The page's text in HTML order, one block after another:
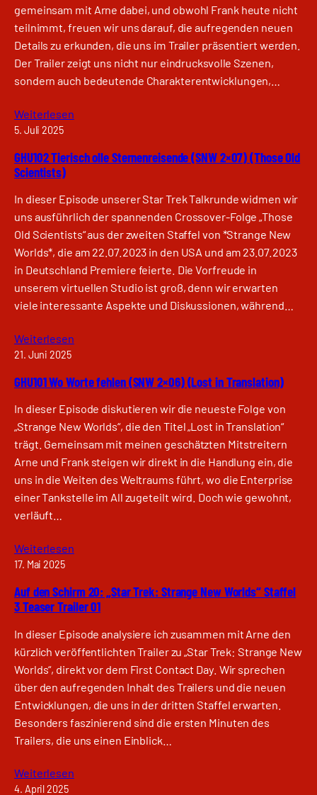
gemeinsam mit Arne dabei, und obwohl Frank heute nicht
teilnimmt, freuen wir uns darauf, die aufregenden neuen
Details zu erkunden, die uns im Trailer präsentiert werden.
Der Trailer zeigt uns nicht nur eindrucksvolle Szenen,
sondern auch bedeutende Charakterentwicklungen,…
Weiterlesen
5. Juli 2025
GHU102 Tierisch olle Sternenreisende (SNW 2×07) (Those Old
Scientists)
In dieser Episode unserer Star Trek Talkrunde widmen wir
uns ausführlich der spannenden Crossover-Folge „Those
Old Scientists“ aus der zweiten Staffel von *Strange New
Worlds*, die am 22.07.2023 in den USA und am 23.07.2023
in Deutschland Premiere feierte. Die Vorfreude in
unserem virtuellen Studio ist groß, denn wir erwarten
viele interessante Aspekte und Diskussionen, während…
Weiterlesen
21. Juni 2025
GHU101 Wo Worte fehlen (SNW 2×06) (Lost in Translation)
In dieser Episode diskutieren wir die neueste Folge von
„Strange New Worlds“, die den Titel „Lost in Translation“
trägt. Gemeinsam mit meinen geschätzten Mitstreitern
Arne und Frank steigen wir direkt in die Handlung ein, die
uns in die Weiten des Weltraums führt, wo die Enterprise
einer Tankstelle im All zugeteilt wird. Doch wie gewohnt,
verläuft…
Weiterlesen
17. Mai 2025
Auf den Schirm 20: „Star Trek: Strange New Worlds“ Staffel
3 Teaser Trailer 01
In dieser Episode analysiere ich zusammen mit Arne den
kürzlich veröffentlichten Trailer zu „Star Trek: Strange New
Worlds“, direkt vor dem First Contact Day. Wir sprechen
über den aufregenden Inhalt des Trailers und die neuen
Entwicklungen, die uns in der dritten Staffel erwarten.
Besonders faszinierend sind die ersten Minuten des
Trailers, die uns einen Einblick…
Weiterlesen
4. April 2025